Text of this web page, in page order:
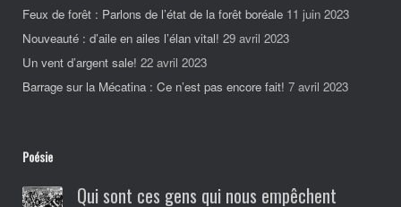
Feux de forêt : Parlons de l’état de la forêt boréale 11 juin 2023
Nouveauté : d’aile en ailes l’élan vital! 29 avril 2023
Un vent d’argent sale! 22 avril 2023
Barrage sur la Mécatina : Ce n’est pas encore fait! 7 avril 2023
Poésie
Qui sont ces gens qui nous empêchent